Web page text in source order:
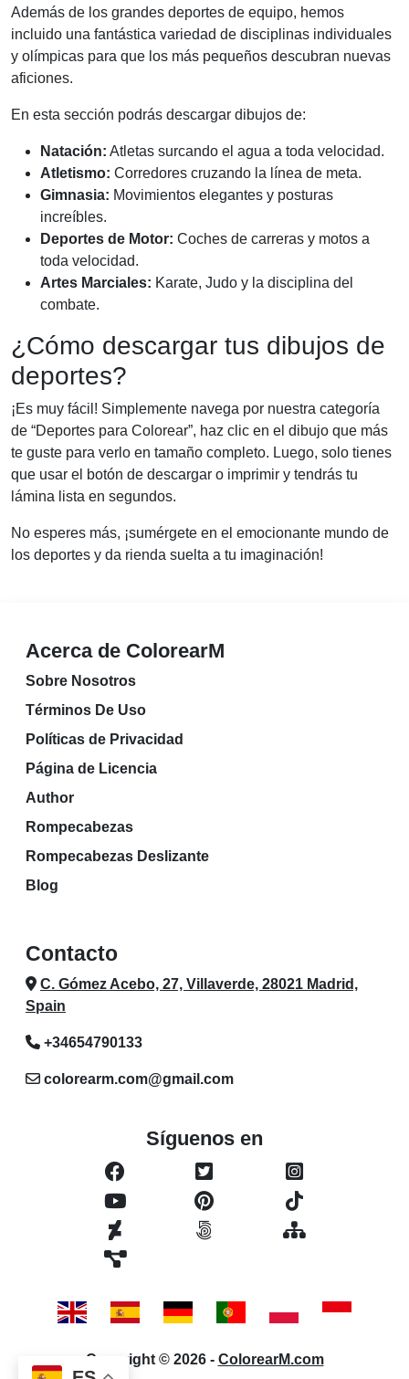
Además de los grandes deportes de equipo, hemos
incluido una fantástica variedad de disciplinas individuales
y olímpicas para que los más pequeños descubran nuevas
aficiones.
En esta sección podrás descargar dibujos de:
Natación: Atletas surcando el agua a toda velocidad.
Atletismo: Corredores cruzando la línea de meta.
Gimnasia: Movimientos elegantes y posturas
increíbles.
Deportes de Motor: Coches de carreras y motos a
toda velocidad.
Artes Marciales: Karate, Judo y la disciplina del
combate.
¿Cómo descargar tus dibujos de
deportes?
¡Es muy fácil! Simplemente navega por nuestra categoría
de “Deportes para Colorear”, haz clic en el dibujo que más
te guste para verlo en tamaño completo. Luego, solo tienes
que usar el botón de descargar o imprimir y tendrás tu
lámina lista en segundos.
No esperes más, ¡sumérgete en el emocionante mundo de
los deportes y da rienda suelta a tu imaginación!
Acerca de ColorearM
Sobre Nosotros
Términos De Uso
Políticas de Privacidad
Página de Licencia
Author
Rompecabezas
Rompecabezas Deslizante
Blog
Contacto
C. Gómez Acebo, 27, Villaverde, 28021 Madrid,
Spain
+34654790133
colorearm.com@gmail.com
Síguenos en
Copyright © 2026 - ColorearM.com